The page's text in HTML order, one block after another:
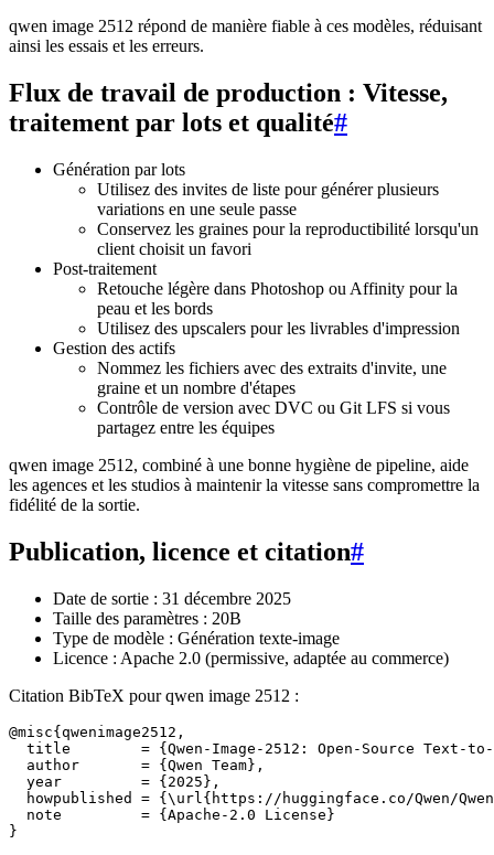
qwen image 2512 répond de manière fiable à ces modèles, réduisant
ainsi les essais et les erreurs.
Flux de travail de production : Vitesse,
traitement par lots et qualité#
Génération par lots
Utilisez des invites de liste pour générer plusieurs
variations en une seule passe
Conservez les graines pour la reproductibilité lorsqu'un
client choisit un favori
Post-traitement
Retouche légère dans Photoshop ou Affinity pour la
peau et les bords
Utilisez des upscalers pour les livrables d'impression
Gestion des actifs
Nommez les fichiers avec des extraits d'invite, une
graine et un nombre d'étapes
Contrôle de version avec DVC ou Git LFS si vous
partagez entre les équipes
qwen image 2512, combiné à une bonne hygiène de pipeline, aide
les agences et les studios à maintenir la vitesse sans compromettre la
fidélité de la sortie.
Publication, licence et citation#
Date de sortie : 31 décembre 2025
Taille des paramètres : 20B
Type de modèle : Génération texte-image
Licence : Apache 2.0 (permissive, adaptée au commerce)
Citation BibTeX pour qwen image 2512 :
@misc{qwenimage2512,
title        = {Qwen-Image-2512: Open-Source Text-
  author       = {Qwen Team},
  year         = {2025},
howpublished = {\url{https://huggingface.co/Qwen/
  note         = {Apache-2.0 License}